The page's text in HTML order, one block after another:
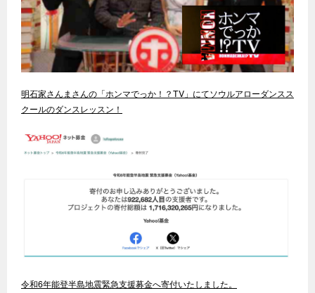
明石家さんまさんの「ホンマでっか！？TV」にてソウルアローダンスス
クールのダンスレッスン！
令和6年能登半島地震緊急支援募金へ寄付いたしました。